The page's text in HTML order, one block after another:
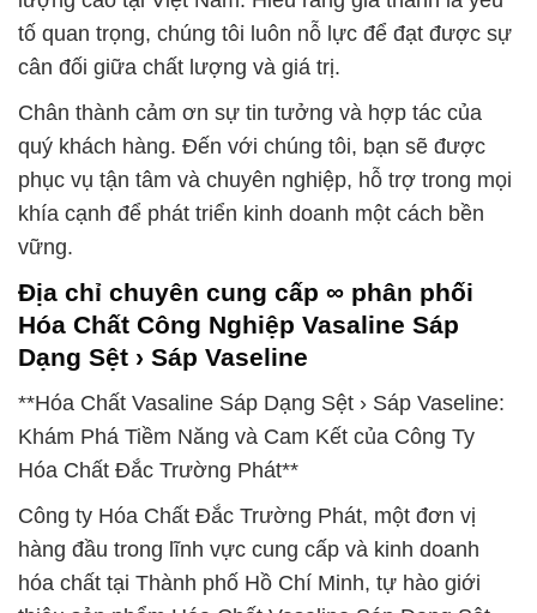
tố quan trọng, chúng tôi luôn nỗ lực để đạt được sự
cân đối giữa chất lượng và giá trị.
Chân thành cảm ơn sự tin tưởng và hợp tác của
quý khách hàng. Đến với chúng tôi, bạn sẽ được
phục vụ tận tâm và chuyên nghiệp, hỗ trợ trong mọi
khía cạnh để phát triển kinh doanh một cách bền
vững.
Địa chỉ chuyên cung cấp ∞ phân phối
Hóa Chất Công Nghiệp Vasaline Sáp
Dạng Sệt › Sáp Vaseline
**Hóa Chất Vasaline Sáp Dạng Sệt › Sáp Vaseline:
Khám Phá Tiềm Năng và Cam Kết của Công Ty
Hóa Chất Đắc Trường Phát**
Công ty Hóa Chất Đắc Trường Phát, một đơn vị
hàng đầu trong lĩnh vực cung cấp và kinh doanh
hóa chất tại Thành phố Hồ Chí Minh, tự hào giới